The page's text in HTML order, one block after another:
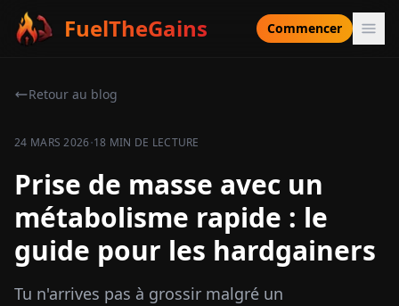
FuelTheGains Commencer
Retour au blog
24 MARS 2026·18 MIN DE LECTURE
Prise de masse avec un
métabolisme rapide : le
guide pour les hardgainers
Tu n'arrives pas à grossir malgré un